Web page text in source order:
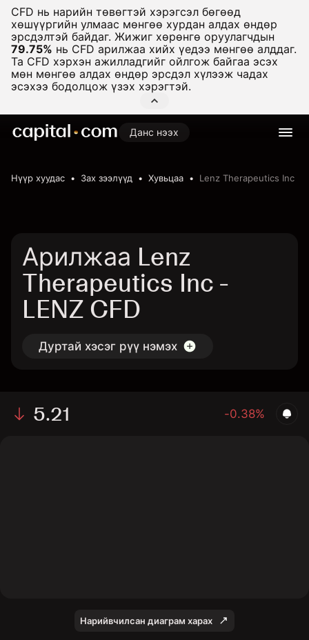
CFD нь нарийн төвөгтэй хэрэгсэл бөгөөд
хөшүүргийн улмаас мөнгөө хурдан алдах өндөр
эрсдэлтэй байдаг. Жижиг хөрөнгө оруулагчдын
79.75% нь CFD арилжаа хийх үедээ мөнгөө алддаг.
Та CFD хэрхэн ажилладгийг ойлгож байгаа эсэх
мөн мөнгөө алдах өндөр эрсдэл хүлээж чадах
эсэхээ бодолцож үзэх хэрэгтэй.
Данс нээх
Нүүр хуудас Зах зээлүүд Хувьцаа Lenz Therapeutics Inc
Арилжаа Lenz
Therapeutics Inc -
LENZ CFD
Дуртай хэсэг рүү нэмэх
5.21 -0.38%
Нарийвчилсан диаграм харах